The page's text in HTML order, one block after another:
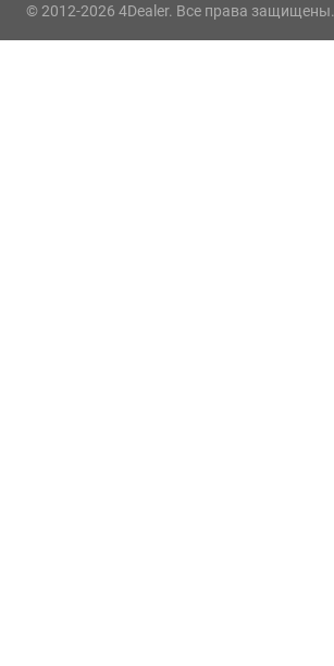
© 2012-2026 4Dealer. Все права защищены.